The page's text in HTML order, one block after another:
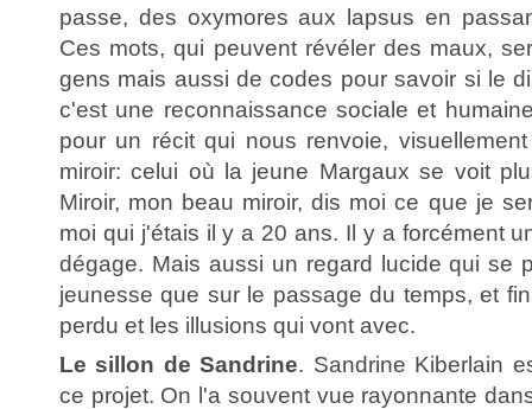
passe, des oxymores aux lapsus en
Ces mots, qui peuvent révéler des maux,
gens mais aussi de codes pour savoir si le
c'est une reconnaissance sociale et
pour un récit qui nous renvoie,
miroir: celui où la jeune Margaux se voit
Miroir, mon beau miroir, dis moi ce que je
moi qui j'étais il y a 20 ans. Il y a forcément
dégage. Mais aussi un regard lucide qui se
jeunesse que sur le passage du temps, et
perdu et les illusions qui vont avec.
Le sillon de Sandrine. Sandrine Kiberlain
ce projet. On l'a souvent vue rayonnante